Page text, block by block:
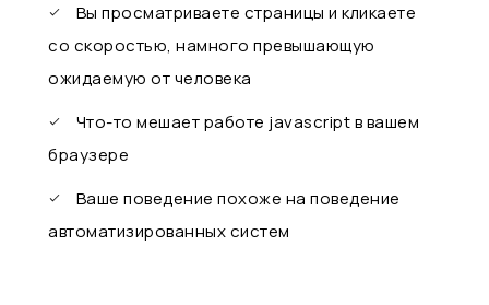
Вы просматриваете страницы и кликаете
со скоростью, намного превышающую
ожидаемую от человека
Что-то мешает работе javascript в вашем
браузере
Ваше поведение похоже на поведение
автоматизированных систем